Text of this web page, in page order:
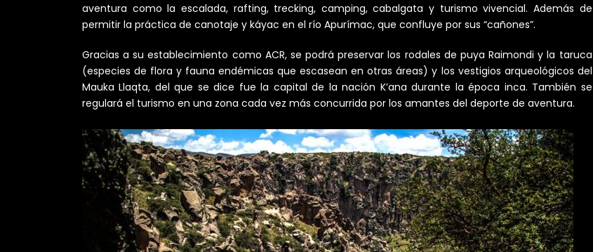
aventura como la escalada, rafting, trecking, camping, cabalgata y turismo vivencial. Además de
permitir la práctica de canotaje y káyac en el río Apurímac, que confluye por sus “cañones”.
Gracias a su establecimiento como ACR, se podrá preservar los rodales de puya Raimondi y la taruca
(especies de flora y fauna endémicas que escasean en otras áreas) y los vestigios arqueológicos del
Mauka Llaqta, del que se dice fue la capital de la nación K’ana durante la época inca. También se
regulará el turismo en una zona cada vez más concurrida por los amantes del deporte de aventura.